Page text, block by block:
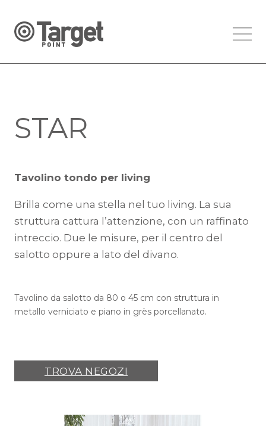
STAR
Tavolino tondo per living
Brilla come una stella nel tuo living. La sua
struttura cattura l’attenzione, con un raffinato
intreccio. Due le misure, per il centro del
salotto oppure a lato del divano.
Tavolino da salotto da 80 o 45 cm con struttura in
metallo verniciato e piano in grès porcellanato.
TROVA NEGOZI